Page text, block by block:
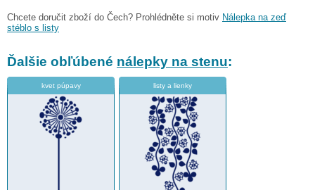
Chcete doručit zboží do Čech? Prohlédněte si motiv Nálepka na zeď
stéblo s listy
Ďalšie obľúbené nálepky na stenu:
kvet púpavy listy a lienky